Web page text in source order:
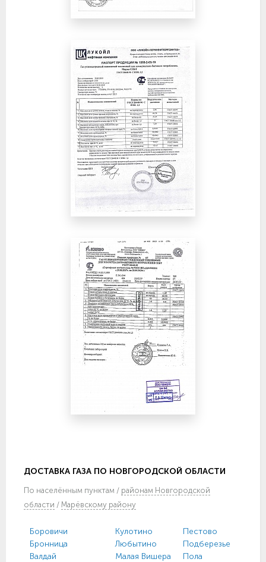
ДОСТАВКА ГАЗА ПО НОВГОРОДСКОЙ ОБЛАСТИ
По населённым пунктам / районам Новгородской
области / Марёвскому району
Боровичи
Бронница
Валдай
Кулотино
Любытино
Малая Вишера
Пестово
Подберезье
Пола